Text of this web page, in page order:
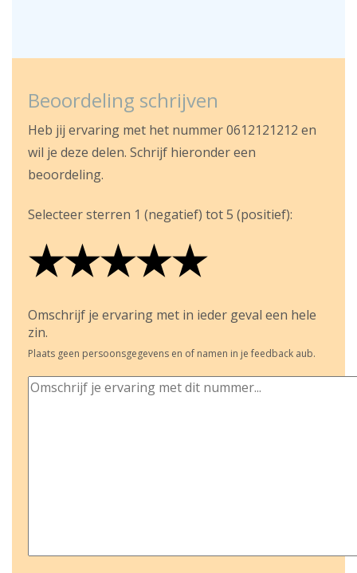
Beoordeling schrijven
Heb jij ervaring met het nummer 0612121212 en
wil je deze delen. Schrijf hieronder een
beoordeling.
Selecteer sterren 1 (negatief) tot 5 (positief):
★
★★
★★★
★★★★
★★★★★
Omschrijf je ervaring met in ieder geval een hele
zin.
Plaats geen persoonsgegevens en of namen in je feedback aub.